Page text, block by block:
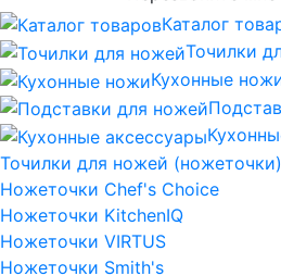
Каталог
Точилки
Кухонные
Точилки для ножей (ножеточки)
Ножеточки Chef's Choice
Ножеточки KitchenIQ
Ножеточки VIRTUS
Ножеточки Smith's